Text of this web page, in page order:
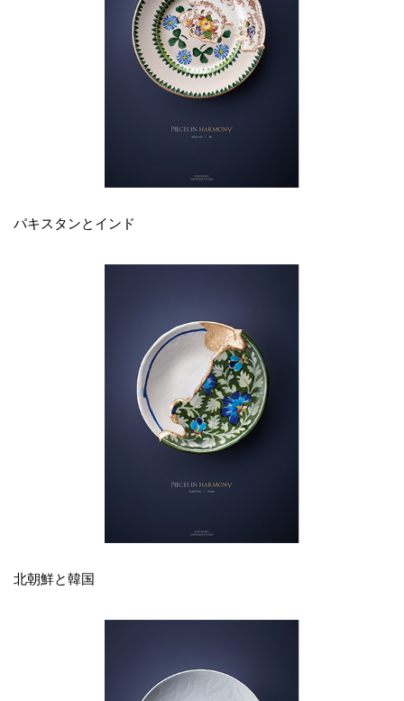
パキスタンとインド
北朝鮮と韓国